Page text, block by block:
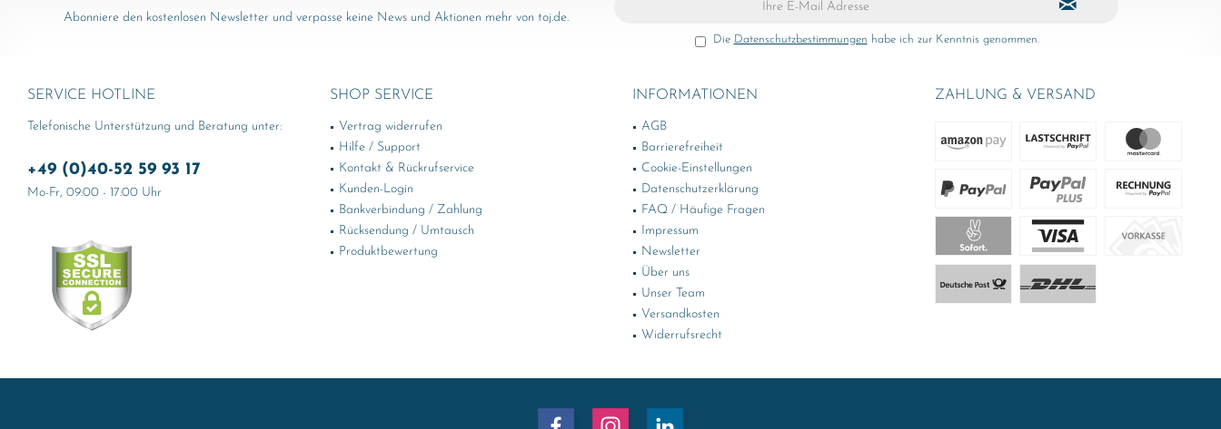
Abonniere den kostenlosen Newsletter und verpasse keine News und Aktionen mehr von toj.de.
Die Datenschutzbestimmungen habe ich zur Kenntnis genommen.
SERVICE HOTLINE
Telefonische Unterstützung und Beratung unter:
+49 (0)40-52 59 93 17
Mo-Fr, 09:00 - 17:00 Uhr
SHOP SERVICE
Vertrag widerrufen
Hilfe / Support
Kontakt & Rückrufservice
Kunden-Login
Bankverbindung / Zahlung
Rücksendung / Umtausch
Produktbewertung
INFORMATIONEN
AGB
Barrierefreiheit
Cookie-Einstellungen
Datenschutzerklärung
FAQ / Häufige Fragen
Impressum
Newsletter
Über uns
Unser Team
Versandkosten
Widerrufsrecht
ZAHLUNG & VERSAND